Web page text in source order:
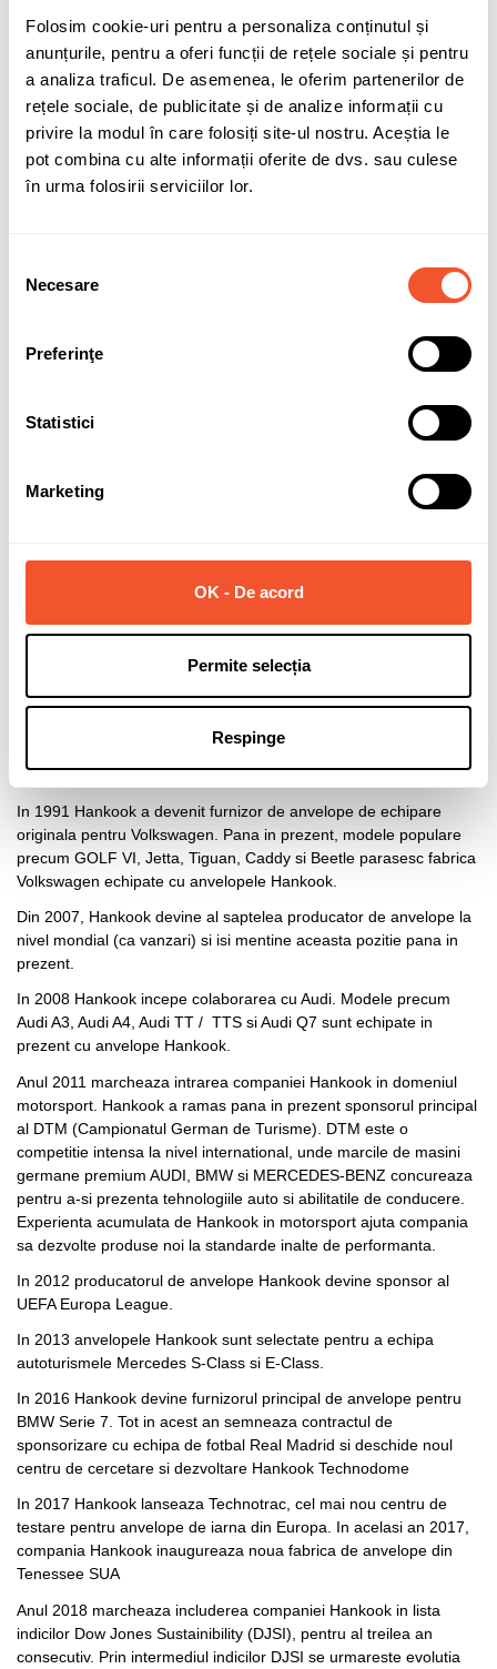
Folosim cookie-uri pentru a personaliza conținutul și
anunțurile, pentru a oferi funcții de rețele sociale și pentru
a analiza traficul. De asemenea, le oferim partenerilor de
rețele sociale, de publicitate și de analize informații cu
privire la modul în care folosiți site-ul nostru. Aceștia le
pot combina cu alte informații oferite de dvs. sau culese
în urma folosirii serviciilor lor.
consimțământului
Necesare
Preferinţe
Statistici
Marketing
OK - De acord
Permite selecția
Respinge
nea" - Potrivita pentru conditii de
iarna
Specificatii 165/70R14 85 T XL
Clasa anvelopa C1
MPN
În stocul furnizorului
Despre HANKOOK
Info producator:
vanzari (5.163 miliarde de euro in 2016), producatorul de
ocupa in prezent locul cinci la nivel mondial, ca
1941 in Coreea de Sud, compania Hankook are 8 fabrici: Coreea
(2), China (3), SUA, Ungaria si Indonezia. Anvelopele Hankook
companiei a depasit 22.000, compania fiind foarte bine
reprezentata in Europa prin intermediul productiei sustinute de la
fabrica din Ungaria - sursa principala si pentru anvelopele
comercializate in Romania.
In 1991 Hankook a devenit furnizor de anvelope de echipare
originala pentru Volkswagen. Pana in prezent, modele populare
precum GOLF VI, Jetta, Tiguan, Caddy si Beetle parasesc fabrica
Volkswagen echipate cu anvelopele Hankook.
Din 2007, Hankook devine al saptelea producator de anvelope la
nivel mondial (ca vanzari) si isi mentine aceasta pozitie pana in
prezent.
In 2008 Hankook incepe colaborarea cu Audi. Modele precum
Audi A3, Audi A4, Audi TT / TTS si Audi Q7 sunt echipate in
prezent cu anvelope Hankook.
Anul 2011 marcheaza intrarea companiei Hankook in domeniul
motorsport. Hankook a ramas pana in prezent sponsorul principal
al DTM (Campionatul German de Turisme). DTM este o
competitie intensa la nivel international, unde marcile de masini
germane premium AUDI, BMW si MERCEDES-BENZ concureaza
pentru a-si prezenta tehnologiile auto si abilitatile de conducere.
Experienta acumulata de Hankook in motorsport ajuta compania
sa dezvolte produse noi la standarde inalte de performanta.
In 2012 producatorul de anvelope Hankook devine sponsor al
UEFA Europa League.
In 2013 anvelopele Hankook sunt selectate pentru a echipa
autoturismele Mercedes S-Class si E-Class.
In 2016 Hankook devine furnizorul principal de anvelope pentru
BMW Serie 7. Tot in acest an semneaza contractul de
sponsorizare cu echipa de fotbal Real Madrid si deschide noul
centru de cercetare si dezvoltare Hankook Technodome
In 2017 Hankook lanseaza Technotrac, cel mai nou centru de
testare pentru anvelope de iarna din Europa. In acelasi an 2017,
compania Hankook inaugureaza noua fabrica de anvelope din
Tenessee SUA
Anul 2018 marcheaza includerea companiei Hankook in lista
indicilor Dow Jones Sustainibility (DJSI), pentru al treilea an
consecutiv. Prin intermediul indicilor DJSI se urmareste evolutia